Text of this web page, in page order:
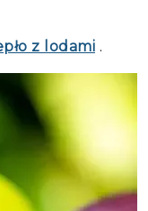
z lodami .